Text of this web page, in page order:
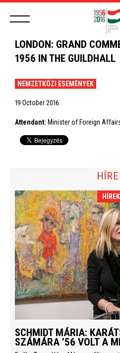
LONDON: GRAND
1956 IN THE GUILDHALL
NEMZETKÖZI ESEMÉNYEK
19 October 2016
Attendant: Minister of Foreign
HÍREK
SCHMIDT MÁRIA:
SZÁMÁRA ’56 VOLT A